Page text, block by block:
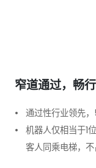
窄道通过，畅
通过性行业领先
机器人仅相当于1
客人同乘电梯，